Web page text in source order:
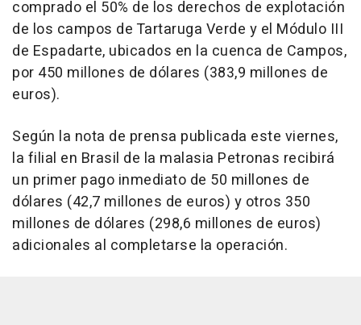
comprado el 50% de los derechos de explotación
de los campos de Tartaruga Verde y el Módulo III
de Espadarte, ubicados en la cuenca de Campos,
por 450 millones de dólares (383,9 millones de
euros).
Según la nota de prensa publicada este viernes,
la filial en Brasil de la malasia Petronas recibirá
un primer pago inmediato de 50 millones de
dólares (42,7 millones de euros) y otros 350
millones de dólares (298,6 millones de euros)
adicionales al completarse la operación.